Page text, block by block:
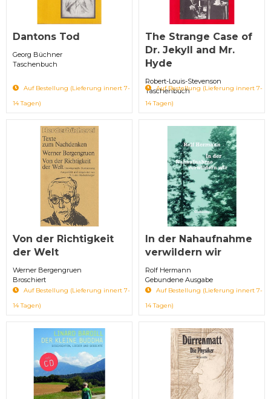
Dantons Tod
Georg Büchner
Taschenbuch
Auf Bestellung (Lieferung innert 7-
14 Tagen)
The Strange Case of
Dr. Jekyll and Mr.
Hyde
Robert-Louis-Stevenson
Taschenbuch
Auf Bestellung (Lieferung innert 7-
14 Tagen)
Von der Richtigkeit
der Welt
Werner Bergengruen
Broschiert
Auf Bestellung (Lieferung innert 7-
14 Tagen)
In der Nahaufnahme
verwildern wir
Rolf Hermann
Gebundene Ausgabe
Auf Bestellung (Lieferung innert 7-
14 Tagen)